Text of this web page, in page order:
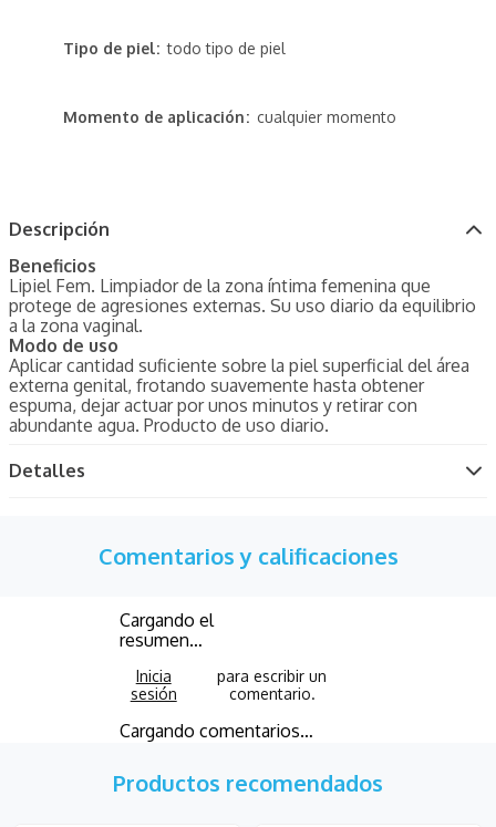
Tipo de piel todo tipo de piel
Momento de aplicación cualquier momento
Descripción
Beneficios
Lipiel Fem. Limpiador de la zona íntima femenina que
protege de agresiones externas. Su uso diario da equilibrio
a la zona vaginal.
Modo de uso
Aplicar cantidad suficiente sobre la piel superficial del área
externa genital, frotando suavemente hasta obtener
espuma, dejar actuar por unos minutos y retirar con
abundante agua. Producto de uso diario.
Detalles
Comentarios y calificaciones
Cargando el
resumen…
Cargando comentarios…
Productos recomendados